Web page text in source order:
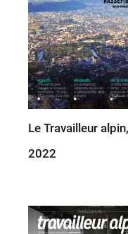
Le Travailleur
2022